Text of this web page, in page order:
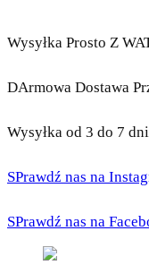
Wysyłka Prosto Z
DArmowa Dostawa
Wysyłka od 3 do 7
SPrawdź nas na
SPrawdź nas na